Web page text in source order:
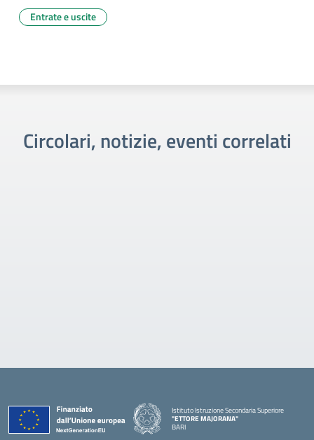
Entrate e uscite
Circolari, notizie, eventi correlati
Istituto Istruzione Secondaria Superiore
"ETTORE MAJORANA"
BARI